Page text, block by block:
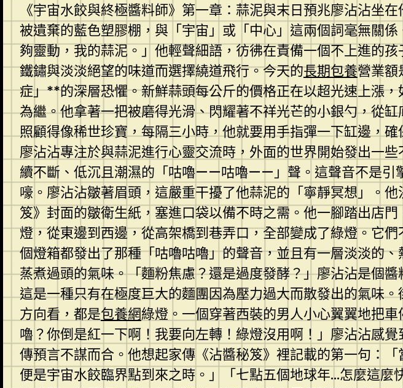
《宇宙水餃與終極醬料師》第一章：蒜泥與末日預兆廖沾沾坐
被遺棄的藍色塑膠棚，與「宇宙」或「中心」這兩個詞毫無關
夠靈動，我的蒜泥。」他輕聲細語，彷彿在責備一個不上進的
鐵鏽與淡淡絕望的味道而選擇繞道飛行。今天的長期包養營業額
症」**的深層恐懼。新鮮蒜頭每公斤的價格正在以超光速上漲，
為繼。他拿著一把被磨得光滑、閃耀著不祥光芒的小銀勺，從
照顧得像稀世珍寶，每隔三小時，他就要用手指彈一下缸邊，
廖沾沾專注於與蒜泥進行心靈交流時，外面的世界開始發出一
續不斷、低沉且潮濕的「咕嚕——咕嚕——」聲。這聲音不是引
嚎。廖沾沾皺著眉頭，這嚴重干擾了他蒜泥的「寧靜冥想」。
笈》封面的皺衛生紙，塞進口袋以備不時之需。他一腳踏出店
燈，從東邊到西邊，從高架橋到巷弄口，全部變成了綠燈。它
個燈箱都發出了那種「咕嚕咕嚕」的聲音，並且有一層淡淡的
蒸煮過頭的氣味。「麵粉焦慮？還是過度發酵？」廖沾沾是個
這是一種只有在極度巨大的麵團因為壓力過大而散發出的氣味
方向看，都是包養網綠燈。一個穿著西裝的男人小心翼翼地把
嚕？你倒是紅一下啊！我要向左轉！綠燈沒用啊！」廖沾沾感
傳預言不謀而合。他想起家傳《沾醬秘笈》裡記載的第一句：
便是宇宙水餃臨界點到來之時。」「七點五個地球年…怎麼這